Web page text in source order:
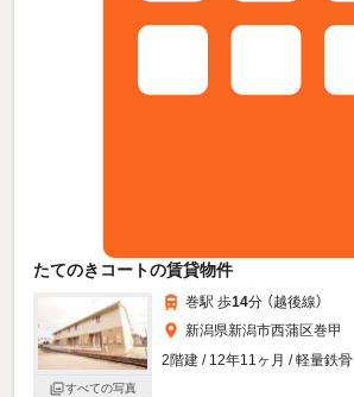
たてのきコートの賃貸物件
すべての写真
巻駅 歩14分 （越後線）
新潟県新潟市西蒲区巻甲
2階建 / 12年11ヶ月 / 軽量鉄骨